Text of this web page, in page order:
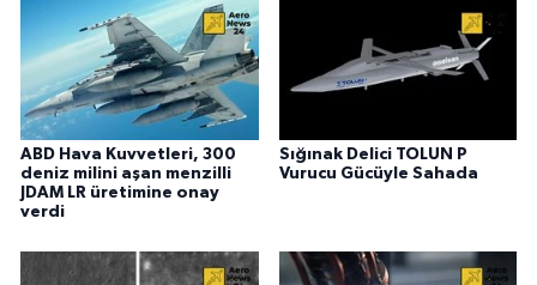
ABD Hava Kuvvetleri, 300
deniz milini aşan menzilli
JDAM LR üretimine onay
verdi
Sığınak Delici TOLUN P
Vurucu Gücüyle Sahada